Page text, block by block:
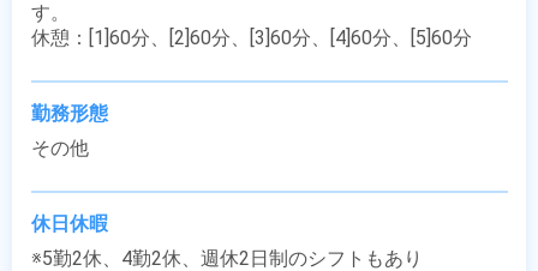
す。
休憩：[1]60分、[2]60分、[3]60分、[4]60分、[5]60分
勤務形態
その他
休日休暇
※5勤2休、4勤2休、週休2日制のシフトもあり